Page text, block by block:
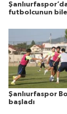
futbolcunun
Şanlıurfaspor
başladı